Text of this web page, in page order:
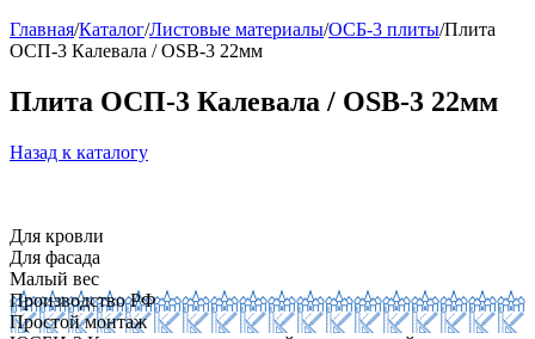
Главная/Каталог/Листовые материалы/ОСБ-3 плиты/Плита
ОСП-3 Калевала / OSB-3 22мм
Плита ОСП-3 Калевала / OSB-3 22мм
Назад к каталогу
Для кровли
Для фасада
Малый вес
Производство РФ
Простой монтаж